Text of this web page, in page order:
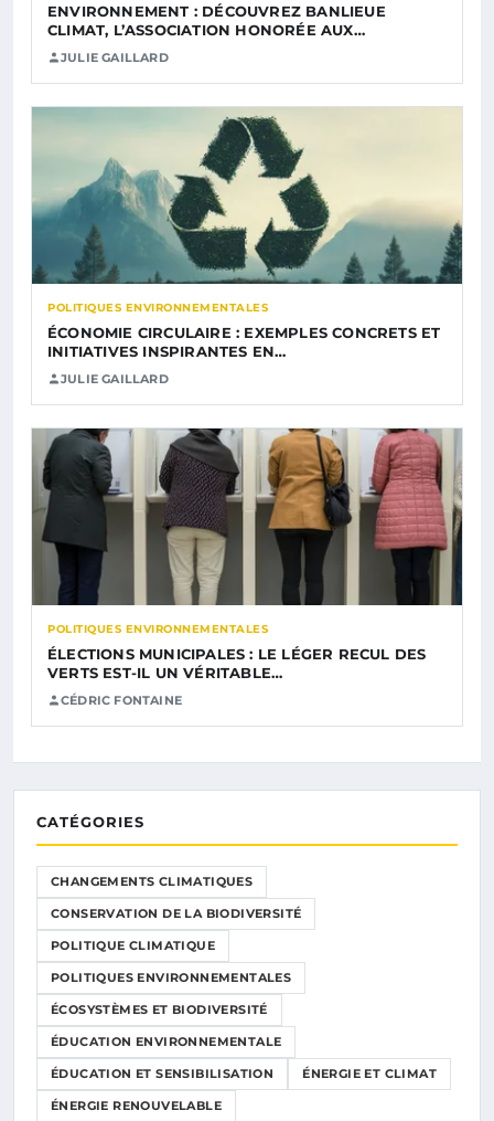
ENVIRONNEMENT : DÉCOUVREZ BANLIEUE
CLIMAT, L’ASSOCIATION HONORÉE AUX…
JULIE GAILLARD
POLITIQUES ENVIRONNEMENTALES
ÉCONOMIE CIRCULAIRE : EXEMPLES CONCRETS ET
INITIATIVES INSPIRANTES EN…
JULIE GAILLARD
POLITIQUES ENVIRONNEMENTALES
ÉLECTIONS MUNICIPALES : LE LÉGER RECUL DES
VERTS EST-IL UN VÉRITABLE…
CÉDRIC FONTAINE
CATÉGORIES
CHANGEMENTS CLIMATIQUES
CONSERVATION DE LA BIODIVERSITÉ
POLITIQUE CLIMATIQUE
POLITIQUES ENVIRONNEMENTALES
ÉCOSYSTÈMES ET BIODIVERSITÉ
ÉDUCATION ENVIRONNEMENTALE
ÉDUCATION ET SENSIBILISATION ÉNERGIE ET CLIMAT
ÉNERGIE RENOUVELABLE